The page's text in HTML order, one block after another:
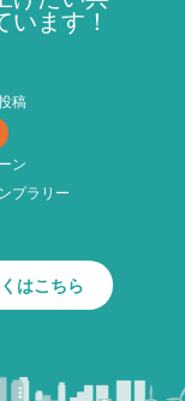
ます！
稿
ン
プラリー
はこちら